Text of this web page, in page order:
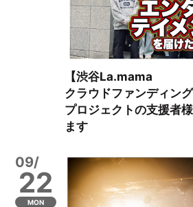
【渋谷La.mama
クラウドファンディング
プロジェクトの支援者
ます
09/
22
MON